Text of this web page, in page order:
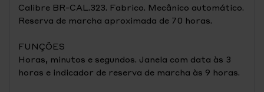
Calibre BR-CAL.323. Fabrico. Mecânico automático.
Reserva de marcha aproximada de 70 horas.
FUNÇÕES
Horas, minutos e segundos. Janela com data às 3
horas e indicador de reserva de marcha às 9 horas.